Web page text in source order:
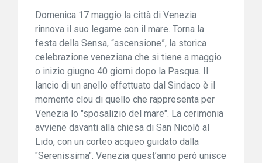
Domenica 17 maggio la città di Venezia
rinnova il suo legame con il mare. Torna la
festa della Sensa, “ascensione”, la storica
celebrazione veneziana che si tiene a maggio
o inizio giugno 40 giorni dopo la Pasqua. Il
lancio di un anello effettuato dal Sindaco è il
momento clou di quello che rappresenta per
Venezia lo "sposalizio del mare". La cerimonia
avviene davanti alla chiesa di San Nicolò al
Lido, con un corteo acqueo guidato dalla
"Serenissima". Venezia quest’anno però unisce